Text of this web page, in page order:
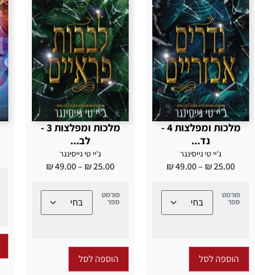
מלכות ומפלצות 4 -
נד...
ג'יי טי גייסינגר
₪25.00
–
₪49.00
פורמט
ספר
הוספה לסל
מלכות ומפלצות 3 -
לב...
ג'יי טי גייסינגר
₪25.00
–
₪49.00
פורמט
ספר
הוספה לסל